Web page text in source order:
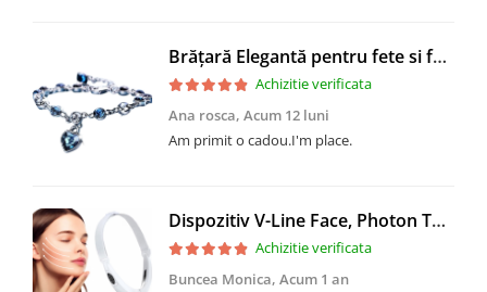
Brățară Elegantă pentru fete si femei, CRM, Cristale Albastre și Pandantiv Inimă, Queen
Achizitie verificata
Ana rosca, Acum 12 luni
Am primit o cadou.I'm place.
Dispozitiv V-Line Face, Photon Therapy Slimming Vibration, CRM, non-invaziv, pentru barbie, alb
Achizitie verificata
Buncea Monica, Acum 1 an